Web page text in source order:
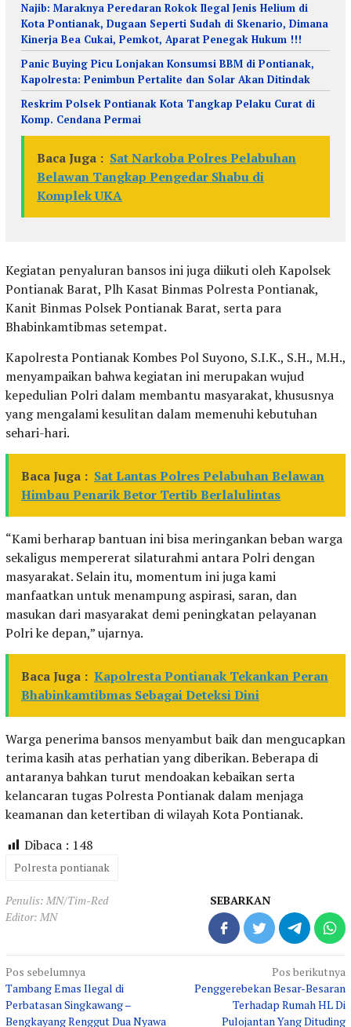
Najib: Maraknya Peredaran Rokok Ilegal Jenis Helium di
Kota Pontianak, Dugaan Seperti Sudah di Skenario, Dimana
Kinerja Bea Cukai, Pemkot, Aparat Penegak Hukum !!!
Panic Buying Picu Lonjakan Konsumsi BBM di Pontianak,
Kapolresta: Penimbun Pertalite dan Solar Akan Ditindak
Reskrim Polsek Pontianak Kota Tangkap Pelaku Curat di
Komp. Cendana Permai
Baca Juga : Sat Narkoba Polres Pelabuhan
Belawan Tangkap Pengedar Shabu di
Komplek UKA
Kegiatan penyaluran bansos ini juga diikuti oleh Kapolsek
Pontianak Barat, Plh Kasat Binmas Polresta Pontianak,
Kanit Binmas Polsek Pontianak Barat, serta para
Bhabinkamtibmas setempat.
Kapolresta Pontianak Kombes Pol Suyono, S.I.K., S.H., M.H.,
menyampaikan bahwa kegiatan ini merupakan wujud
kepedulian Polri dalam membantu masyarakat, khususnya
yang mengalami kesulitan dalam memenuhi kebutuhan
sehari-hari.
Baca Juga : Sat Lantas Polres Pelabuhan Belawan
Himbau Penarik Betor Tertib Berlalulintas
“Kami berharap bantuan ini bisa meringankan beban warga
sekaligus mempererat silaturahmi antara Polri dengan
masyarakat. Selain itu, momentum ini juga kami
manfaatkan untuk menampung aspirasi, saran, dan
masukan dari masyarakat demi peningkatan pelayanan
Polri ke depan,” ujarnya.
Baca Juga : Kapolresta Pontianak Tekankan Peran
Bhabinkamtibmas Sebagai Deteksi Dini
Warga penerima bansos menyambut baik dan mengucapkan
terima kasih atas perhatian yang diberikan. Beberapa di
antaranya bahkan turut mendoakan kebaikan serta
kelancaran tugas Polresta Pontianak dalam menjaga
keamanan dan ketertiban di wilayah Kota Pontianak.
Dibaca : 148
Polresta pontianak
Penulis: MN/Tim-Red
Editor: MN
SEBARKAN
Navigasi
pos
Pos sebelumnya
Tambang Emas Ilegal di
Perbatasan Singkawang –
Bengkayang Renggut Dua Nyawa
Pos berikutnya
Penggerebekan Besar-Besaran
Terhadap Rumah HL Di
Pulojantan Yang Dituding